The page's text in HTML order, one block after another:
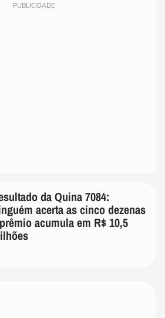
PUBLICIDADE
da Quina 7084:
acerta as cinco dezenas
acumula em R$ 10,5